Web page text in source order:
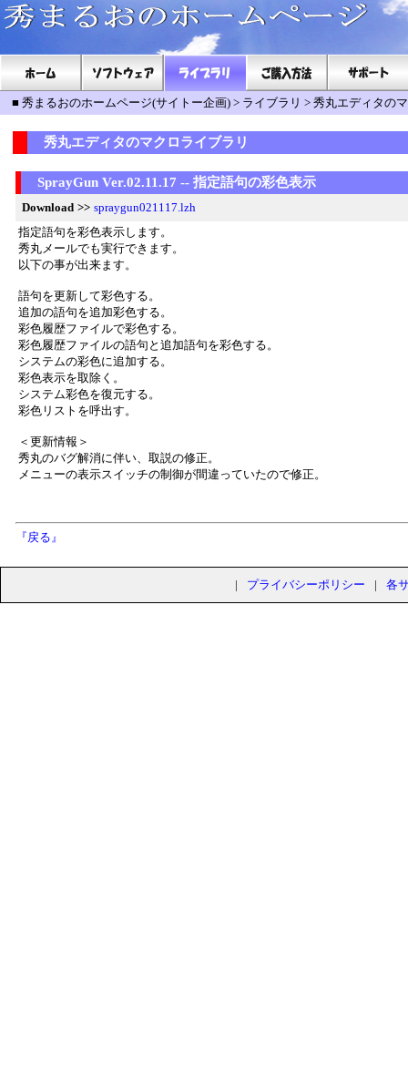
■ 秀まるおのホームページ(サイトー企画) > ライブラリ > 秀丸エディタの
秀丸エディタのマクロライブラリ
SprayGun Ver.02.11.17 -- 指定語句の彩色表示
Download >> spraygun021117.lzh
指定語句を彩色表示します。
秀丸メールでも実行できます。
以下の事が出来ます。
語句を更新して彩色する。
追加の語句を追加彩色する。
彩色履歴ファイルで彩色する。
彩色履歴ファイルの語句と追加語句を彩色する。
システムの彩色に追加する。
彩色表示を取除く。
システム彩色を復元する。
彩色リストを呼出す。
＜更新情報＞
秀丸のバグ解消に伴い、取説の修正。
メニューの表示スイッチの制御が間違っていたので修正。
『戻る』
| プライバシーポリシー | 各